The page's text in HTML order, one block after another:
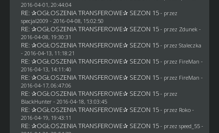
2016-04-01, 20:44:04
RE: ✰OGŁOSZENIA TRANSFEROWE✰ SEZON 15 - przez
specjal2009 - 2016-04-08, 15:02:50
RE: ✰OGŁOSZENIA TRANSFEROWE✰ SEZON 15 - przez Zdunek -
2016-04-08, 19:30:31
RE: ✰OGŁOSZENIA TRANSFEROWE✰ SEZON 15 - przez Staleczka
- 2016-04-13, 11:18:21
RE: ✰OGŁOSZENIA TRANSFEROWE✰ SEZON 15 - przez FireMan -
2016-04-13, 14:11:40
RE: ✰OGŁOSZENIA TRANSFEROWE✰ SEZON 15 - przez FireMan -
2016-04-17, 06:47:06
RE: ✰OGŁOSZENIA TRANSFEROWE✰ SEZON 15 - przez
BlackHunter- 2016-04-18, 13:03:45
RE: ✰OGŁOSZENIA TRANSFEROWE✰ SEZON 15 - przez Roko-
2016-04-19, 19:43:11
RE: ✰OGŁOSZENIA TRANSFEROWE✰ SEZON 15 - przez speed_55 -